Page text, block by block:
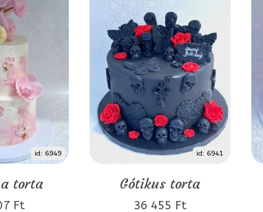
id: 6949
torta
Ft
id: 6941
Gótikus torta
36 455 Ft